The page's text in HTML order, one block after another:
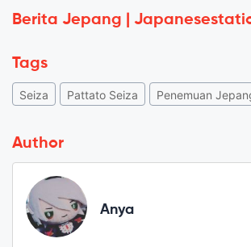
Berita Jepang |
Tags
Seiza Pattato Seiza Penemuan
Author
Anya